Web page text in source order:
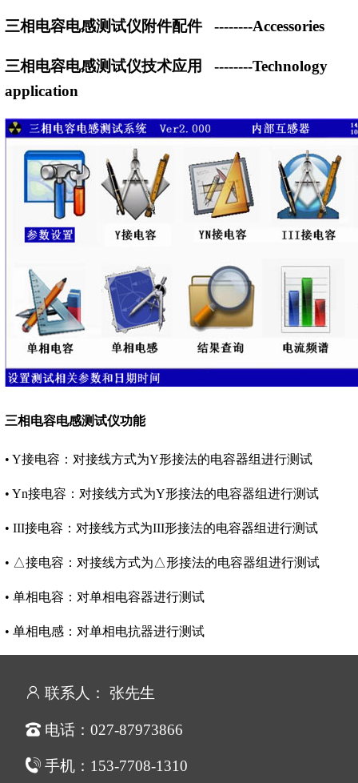
三相电容电感测试仪附件配件 --------Accessories
三相电容电感测试仪技术应用
--------Technology
application
三相电容电感测试仪功能
• Y接电容：对接线方式为Y形接法的电容器组进行测试
• Yn接电容：对接线方式为Y形接法的电容器组进行测试
• III接电容：对接线方式为III形接法的电容器组进行测试
• △接电容：对接线方式为△形接法的电容器组进行测试
• 单相电容：对单相电容器进行测试
• 单相电感：对单相电抗器进行测试
联系人： 张先生
电话：027-87973866
手机：153-7708-1310